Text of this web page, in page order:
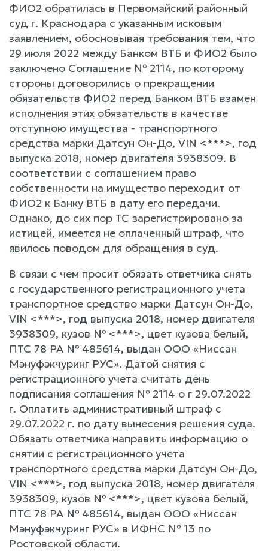
ФИО2 обратилась в Первомайский районный
суд г. Краснодара с указанным исковым
заявлением, обосновывая требования тем, что
29 июля 2022 между Банком ВТБ и ФИО2 было
заключено Соглашение № 2114, по которому
стороны договорились о прекращении
обязательств ФИО2 перед Банком ВТБ взамен
исполнения этих обязательств в качестве
отступною имущества - транспортного
средства марки Датсун Он-До, VIN <***>, год
выпуска 2018, номер двигателя 3938309. В
соответствии с соглашением право
собственности на имущество переходит от
ФИО2 к Банку ВТБ в дату его передачи.
Однако, до сих пор ТС зарегистрировано за
истицей, имеется не оплаченный штраф, что
явилось поводом для обращения в суд.
В связи с чем просит обязать ответчика снять
с государственного регистрационного учета
транспортное средство марки Датсун Он-До,
VIN <***>, год выпуска 2018, номер двигателя
3938309, кузов № <***>, цвет кузова белый,
ПТС 78 РА № 485614, выдан ООО «Ниссан
Мэнуфэкчуринг РУС». Датой снятия с
регистрационного учета считать день
подписания соглашения № 2114 о г 29.07.2022
г. Оплатить административный штраф с
29.07.2022 г. по дату вынесения решения суда.
Обязать ответчика направить информацию о
снятии с регистрационного учета
транспортного средства марки Датсун Он-До,
VIN <***>, год выпуска 2018, номер двигателя
3938309, кузов № <***>, цвет кузова белый,
ПТС 78 РА № 485614, выдан ООО «Ниссан
Мэнуфэкчуринг РУС» в ИФНС № 13 по
Ростовской области.